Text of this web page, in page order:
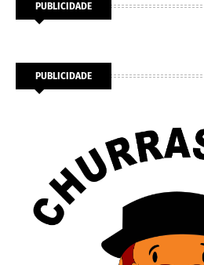
PUBLICIDADE
PUBLICIDADE